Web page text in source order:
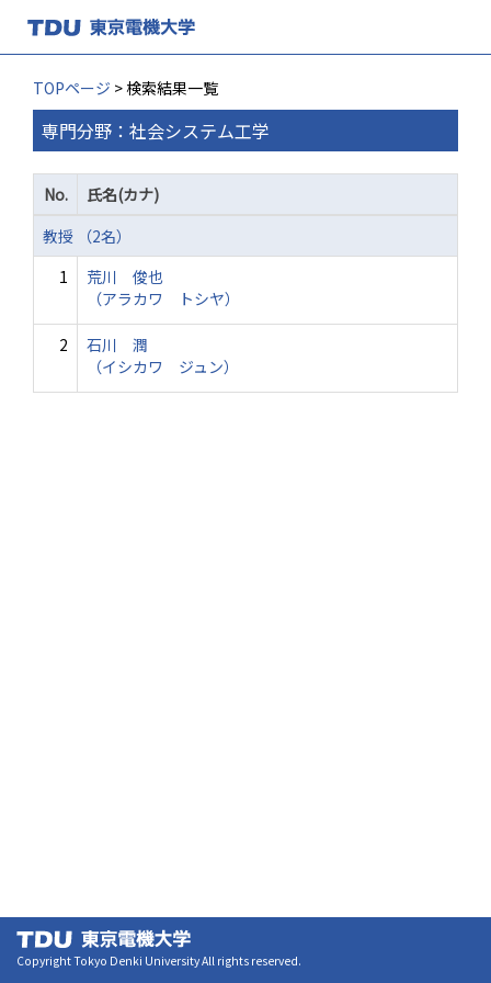
TOPページ > 検索結果一覧
専門分野：社会システム工学
No.
氏名(カナ)
教授 （2名）
1
荒川 俊也
（アラカワ トシヤ）
2
石川 潤
（イシカワ ジュン）
Copyright Tokyo Denki University All rights reserved.